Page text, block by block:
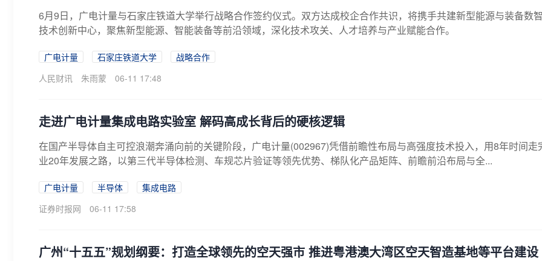
6月9日，广电计量与石家庄铁道大学举行战略合作签约仪式。双方达成校企合作共识，将携手共建新型能源与装备数
技术创新中心，聚焦新型能源、智能装备等前沿领域，深化技术攻关、人才培养与产业赋能合作。
广电计量 石家庄铁道大学
战略合作
人民财讯
朱雨蒙 06-11 17:48
走进广电计量集成电路实验室 解码高成长背后的硬核逻辑
在国产半导体自主可控浪潮奔涌向前的关键阶段，广电计量(002967)凭借前瞻性布局与高强度技术投入，用8年时间走
业20年发展之路，以第三代半导体检测、车规芯片验证等领先优势、梯队化产品矩阵、前瞻前沿布局与全...
广电计量 半导体
集成电路
证券时报网
06-11 17:58
广州“十五五”规划纲要：打造全球领先的空天强市 推进粤港澳大湾区空天智造基地等平台建设